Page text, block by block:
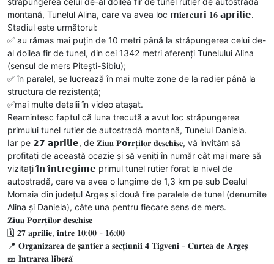
montană, Tunelul Alina, care va avea loc 𝗺𝐢𝐞𝗿𝐜𝘂𝗿𝗶 𝟏𝟔 𝗮𝗽𝗿𝗶𝗹𝗶𝗲.
Stadiul este următorul:
✅️ au rămas mai puțin de 10 metri până la străpungerea celui de-
al doilea fir de tunel, din cei 1342 metri aferenți Tunelului Alina
(sensul de mers Pitești-Sibiu);
✅ ️în paralel, se lucrează în mai multe zone de la radier până la
structura de rezistență;
✅️mai multe detalii în video atașat.
Reamintesc faptul că luna trecută a avut loc străpungerea
primului tunel rutier de autostradă montană, Tunelul Daniela.
Iar pe 𝟮𝟳 𝗮𝗽𝗿𝗶𝗹𝗶𝗲, de 𝐙𝐢𝐮𝐚 𝐏𝗼𝐫𝐫𝐭̦𝐢𝐥𝐨𝐫 𝐝𝐞𝐬𝐜𝐡𝐢𝐬𝐞, vă invităm să
profitați de această ocazie și să veniți în număr cât mai mare să
vizitați 𝗶̂𝗻 𝗶̂𝗻𝘁𝗿𝗲𝗴𝗶𝗺𝗲 primul tunel rutier forat la nivel de
autostradă, care va avea o lungime de 1,3 km pe sub Dealul
Momaia din județul Argeș și două fire paralele de tunel (denumite
Alina și Daniela), câte una pentru fiecare sens de mers.
𝐙𝐢𝐮𝐚 𝐏𝗼𝐫𝐫𝐭̦𝐢𝐥𝐨𝐫 𝐝𝐞𝐬𝐜𝐡𝐢𝐬𝐞
🗓 𝟐𝟕 𝐚𝐩𝐫𝐢𝐥𝐢𝐞, 𝐢̂𝐧𝐭𝐫𝐞 𝟏𝟎:𝟎𝟎 - 𝟏𝟔:𝟎𝟎
📍 𝐎𝐫𝐠𝐚𝐧𝐢𝐳𝐚𝐫𝐞𝐚 𝐝𝐞 𝐬̦𝐚𝐧𝐭𝐢𝐞𝐫 𝐚 𝐬𝐞𝐜𝐭̦𝐢𝐮𝐧𝐢𝐢 𝟒 𝐓𝐢𝐠𝐯𝐞𝐧𝐢 - 𝐂𝐮𝐫𝐭𝐞𝐚 𝐝𝐞 𝐀𝐫𝐠𝐞𝐬̦
🎫 𝐈𝐧𝐭𝐫𝐚𝐫𝐞𝐚 𝐥𝐢𝐛𝐞𝐫𝐚̆